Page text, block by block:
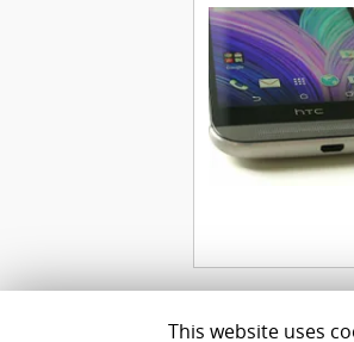
Datenschutz Team
This website uses